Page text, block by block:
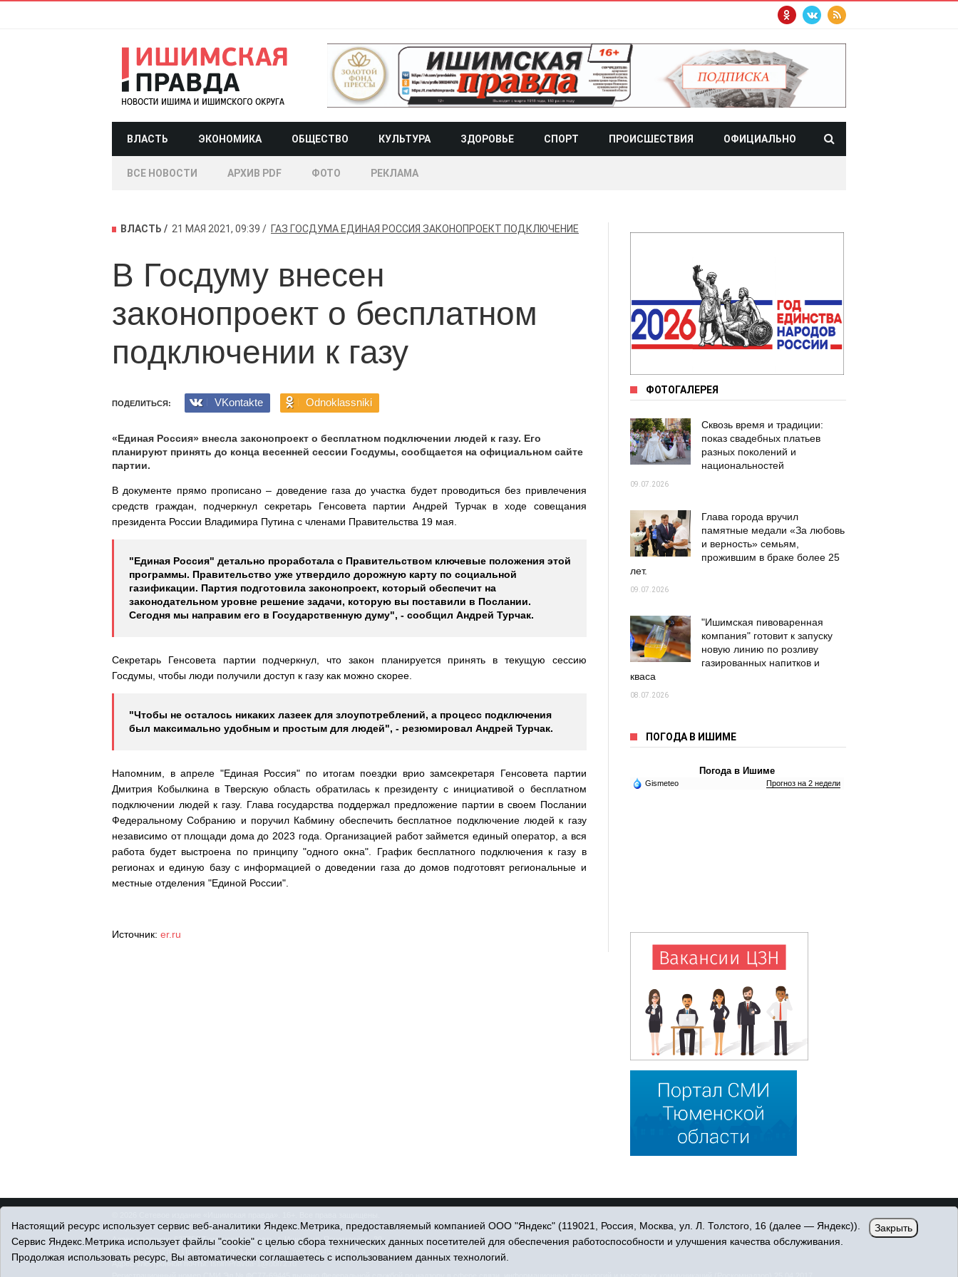
ВЛАСТЬ ЭКОНОМИКА ОБЩЕСТВО КУЛЬТУРА ЗДОРОВЬЕ СПОРТ ПРОИСШЕСТВИЯ ОФИЦИАЛЬНО
ВСЕ НОВОСТИ АРХИВ PDF ФОТО РЕКЛАМА
ВЛАСТЬ 21 МАЯ 2021, 09:39 ГАЗ ГОСДУМА ЕДИНАЯ РОССИЯ ЗАКОНОПРОЕКТ ПОДКЛЮЧЕНИЕ
В Госдуму внесен
законопроект о бесплатном
подключении к газу
ПОДЕЛИТЬСЯ: VKontakte Odnoklassniki
«Единая Россия» внесла законопроект о бесплатном подключении людей к газу. Его
планируют принять до конца весенней сессии Госдумы, сообщается на официальном сайте
партии.
В документе прямо прописано – доведение газа до участка будет проводиться без привлечения
средств граждан, подчеркнул секретарь Генсовета партии Андрей Турчак в ходе совещания
президента России Владимира Путина с членами Правительства 19 мая.
"Единая Россия" детально проработала с Правительством ключевые положения этой
программы. Правительство уже утвердило дорожную карту по социальной
газификации. Партия подготовила законопроект, который обеспечит на
законодательном уровне решение задачи, которую вы поставили в Послании.
Сегодня мы направим его в Государственную думу", - сообщил Андрей Турчак.
Секретарь Генсовета партии подчеркнул, что закон планируется принять в текущую сессию
Госдумы, чтобы люди получили доступ к газу как можно скорее.
"Чтобы не осталось никаких лазеек для злоупотреблений, а процесс подключения
был максимально удобным и простым для людей", - резюмировал Андрей Турчак.
Напомним, в апреле "Единая Россия" по итогам поездки врио замсекретаря Генсовета партии
Дмитрия Кобылкина в Тверскую область обратилась к президенту с инициативой о бесплатном
подключении людей к газу. Глава государства поддержал предложение партии в своем Послании
Федеральному Собранию и поручил Кабмину обеспечить бесплатное подключение людей к газу
независимо от площади дома до 2023 года. Организацией работ займется единый оператор, а вся
работа будет выстроена по принципу "одного окна". График бесплатного подключения к газу в
регионах и единую базу с информацией о доведении газа до домов подготовят региональные и
местные отделения "Единой России".
Источник: er.ru
ФОТОГАЛЕРЕЯ
Сквозь время и традиции:
показ свадебных платьев
разных поколений и
национальностей
09.07.2026
Глава города вручил
памятные медали «За любовь
и верность» семьям,
прожившим в браке более 25
лет.
09.07.2026
"Ишимская пивоваренная
компания" готовит к запуску
новую линию по розливу
газированных напитков и
кваса
08.07.2026
ПОГОДА В ИШИМЕ
Погода в Ишиме
Gismeteo Прогноз на 2 недели
© При использовании материалов ссылка обязательна.
Адрес редакции: 627750 Тюменская область, г. Ишим, ул. Пономарёва, 39.
Адрес электронной почты:IshimPravda-1@obl72.ru
Настоящий ресурс использует сервис веб-аналитики Яндекс.Метрика, предоставляемый компанией ООО "Яндекс" (119021, Россия, Москва, ул. Л. Толстого, 16 (далее — Яндекс)).
Сервис Яндекс.Метрика использует файлы "cookie" с целью сбора технических данных посетителей для обеспечения работоспособности и улучшения качества обслуживания.
Продолжая использовать ресурс, Вы автоматически соглашаетесь с использованием данных технологий.
Закрыть